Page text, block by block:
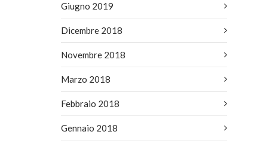
Giugno 2019
Dicembre 2018
Novembre 2018
Marzo 2018
Febbraio 2018
Gennaio 2018